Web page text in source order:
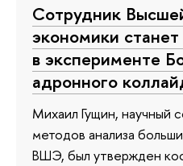
Сотрудник
экономики
в эксперименте
адронного
Михаил Гущин, научный
методов анализа
ВШЭ, был утвержден